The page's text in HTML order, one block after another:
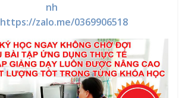
nh
https://zalo.me/0369906518